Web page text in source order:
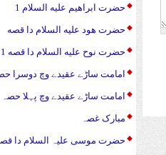
حضرت ابراهیم علیه السلام 1
حضرت هود علیه السلام دا قصه
حضرت نوح علیه السلام دا قصه 1
امامت ساڑے عقیدے وچ دوسرا
امامت ساڑے عقیدے وچ پہلا حصہ
مبارک غصہ
حضرت موسی علیہ السلام دا قصہ